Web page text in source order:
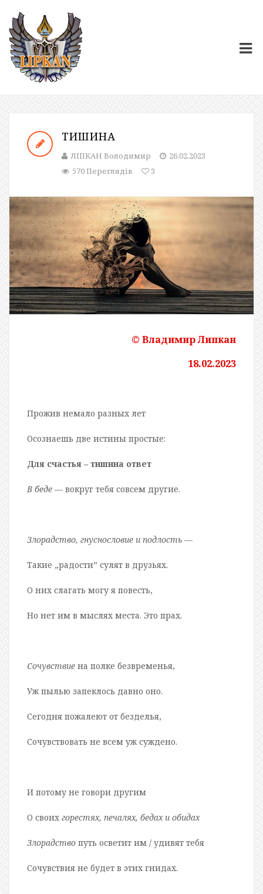
ТИШИНА
ЛІПКАН Володимир
26.02.2023
570 Переглядів
3
© Владимир Липкан
18.02.2023
Прожив немало разных лет
Осознаешь две истины простые:
Для счастья – тишина ответ
В беде — вокруг тебя совсем другие.
Злорадство, гнуснословие и подлость —
Такие „радости” сулят в друзьях.
О них слагать могу я повесть,
Но нет им в мыслях места. Это прах.
Сочувствие на полке безвременья,
Уж пылью запеклось давно оно.
Сегодня пожалеют от безделья,
Сочувствовать не всем уж суждено.
И потому не говори другим
О своих горестях, печалях, бедах и обидах
Злорадство путь осветит им / удивят тебя
Сочувствия не будет в этих гнидах.